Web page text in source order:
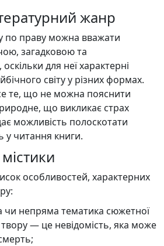
жанр
по праву можна вважати
загадковою та
для неї характерні
світу у різних формах.
те, що не можна пояснити
що викликає страх
можливість полоскотати
у читання книги.
особливостей, характерних
непряма тематика сюжетної
твору — це невідомість, яка може